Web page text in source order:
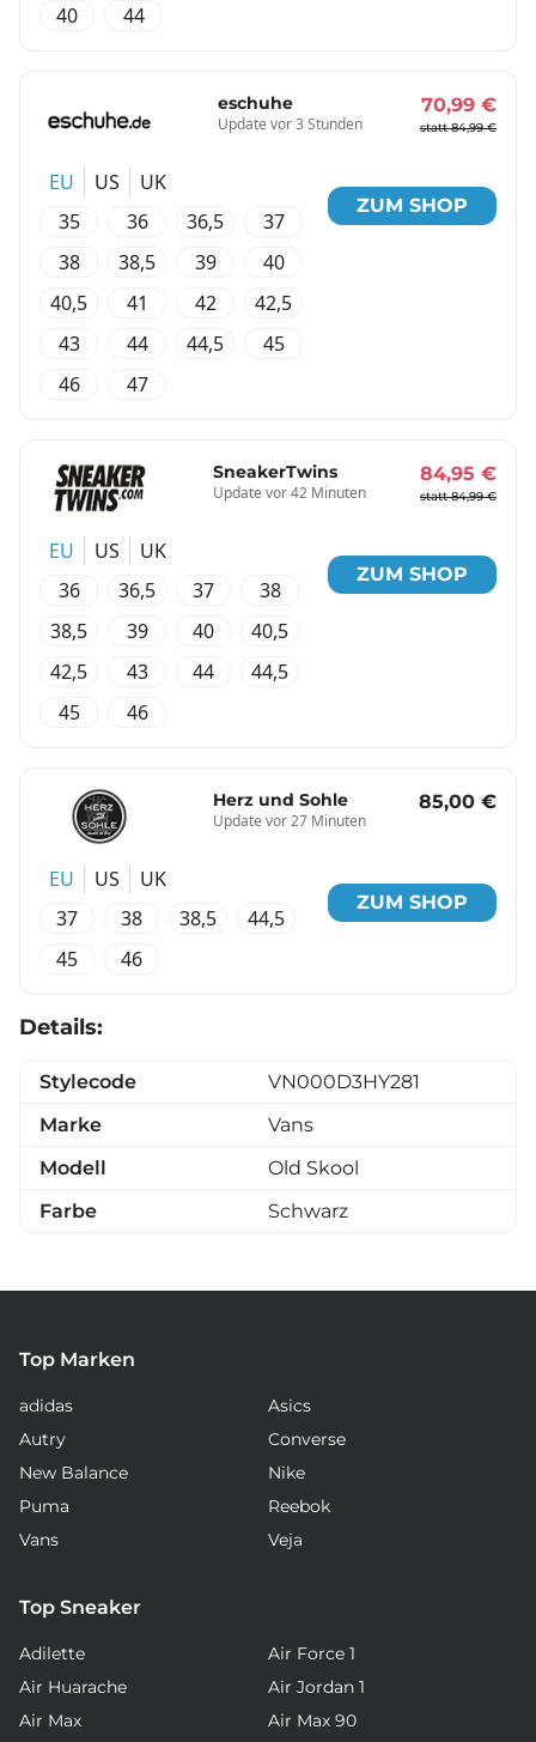
40 44
eschuhe
Update vor 3 Stunden
70,99 €
statt 84,99 €
EU US
UK
35
36 36,5
37
38
38,5 39
40
40,5
41 42
42,5
43
44 44,5
45
46
47
ZUM SHOP
SneakerTwins
Update vor 42 Minuten
84,95 €
statt 84,99 €
EU US
UK
36
36,5 37
38
38,5
39 40
40,5
42,5
43 44
44,5
45
46
ZUM SHOP
Herz und Sohle
Update vor 27 Minuten
85,00 €
EU US
UK
37
38 38,5
44,5
45
46
ZUM SHOP
Details:
Stylecode
VN000D3HY281
Marke
Vans
Modell
Old Skool
Farbe
Schwarz
Top Marken
adidas
Asics
Autry
Converse
New Balance
Nike
Puma
Reebok
Vans
Veja
Top Sneaker
Adilette
Air Force 1
Air Huarache
Air Jordan 1
Air Max
Air Max 90